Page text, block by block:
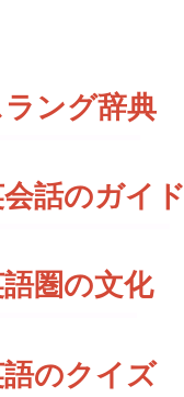
ング辞典
話のガイド
圏の文化
のクイズ